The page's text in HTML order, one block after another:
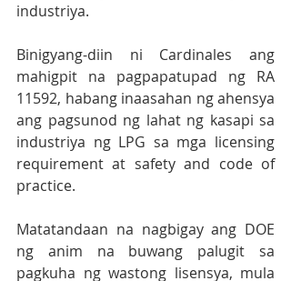
industriya.
Binigyang-diin ni Cardinales ang
mahigpit na pagpapatupad ng RA
11592, habang inaasahan ng ahensya
ang pagsunod ng lahat ng kasapi sa
industriya ng LPG sa mga licensing
requirement at safety and code of
practice.
Matatandaan na nagbigay ang DOE
ng anim na buwang palugit sa
pagkuha ng wastong lisensya, mula